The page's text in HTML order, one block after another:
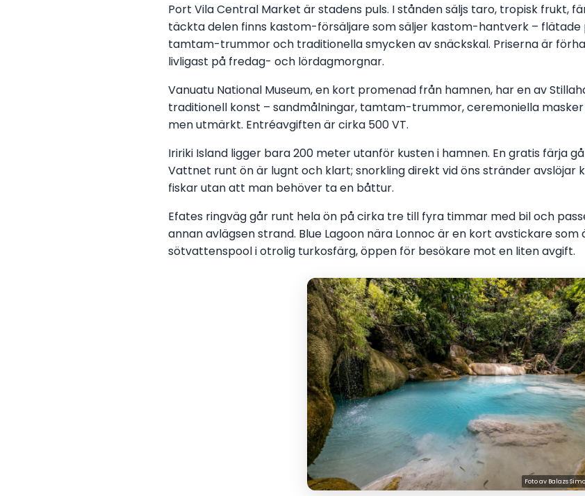
Port Vila Central Market är stadens puls. I stånden säljs taro, tropisk frukt,
täckta delen finns kastom-försäljare som säljer kastom-hantverk – flätade
tamtam-trummor och traditionella smycken av snäckskal. Priserna är
livligast på fredag- och lördagmorgnar.
Vanuatu National Museum, en kort promenad från hamnen, har en av
traditionell konst – sandmålningar, tamtam-trummor, ceremoniella
men utmärkt. Entréavgiften är cirka 500 VT.
Iririki Island ligger bara 200 meter utanför kusten i hamnen. En gratis färja
Vattnet runt ön är lugnt och klart; snorkling direkt vid öns stränder
fiskar utan att man behöver ta en båttur.
Efates ringväg går runt hela ön på cirka tre till fyra timmar med bil och
annan avlägsen strand. Blue Lagoon nära Lonnoc är en kort avstickare
sötvattenspool i otrolig turkosfärg, öppen för besökare mot en liten avgift.
Foto av Balazs